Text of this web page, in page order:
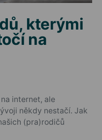
kterými
na
internet, ale
někdy nestačí. Jak
(pra)rodičů